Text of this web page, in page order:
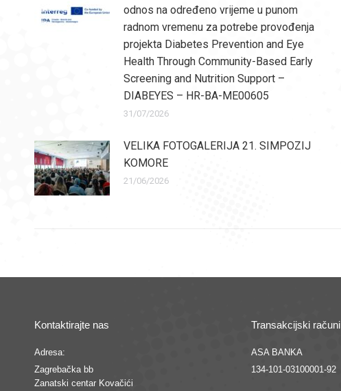
odnos na određeno vrijeme u punom
radnom vremenu za potrebe provođenja
projekta Diabetes Prevention and Eye
Health Through Community-Based Early
Screening and Nutrition Support –
DIABEYES – HR-BA-ME00605
31/07/2026
VELIKA FOTOGALERIJA 21. SIMPOZIJ
KOMORE
21/06/2026
Kontaktirajte nas
Adresa:
Zagrebačka bb
Zanatski centar Kovačići
Transakcijski računi
ASA BANKA
134-101-03100001-92